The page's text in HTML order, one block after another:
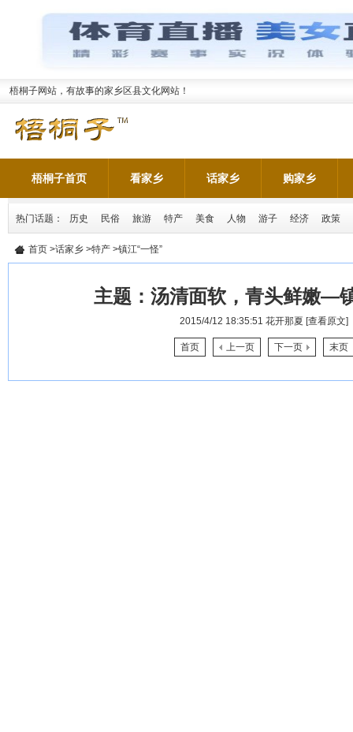
梧桐子网站，有故事的家乡区县文化网站！
梧桐子首页 看家乡 话家乡 购家乡
热门话题： 历史 民俗 旅游 特产 美食 人物 游子 经济 政策
首页 >话家乡 >特产 >镇江“一怪”
主题： 汤清面软，青头鲜嫩—
2015/4/12 18:35:51 花开那夏 [查看原文]
首页 上一页 下一页 末页